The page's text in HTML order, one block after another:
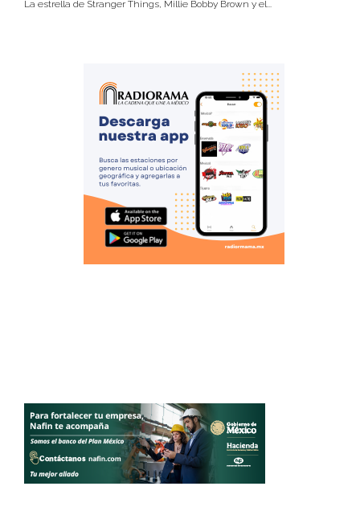
La estrella de Stranger Things, Millie Bobby Brown y el...